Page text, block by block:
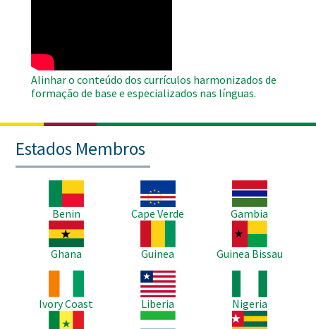
Alinhar o conteúdo dos currículos harmonizados de
formação de base e especializados nas línguas.
Estados Membros
Benin
Imagem
Cape Verde
Imagem
Gambia
Imagem
Ghana
Guinea
Imagem
Guinea Bissau
Ivory Coast
Imagem
Liberia
Nigeria
Imagem
Imagem
Imagem